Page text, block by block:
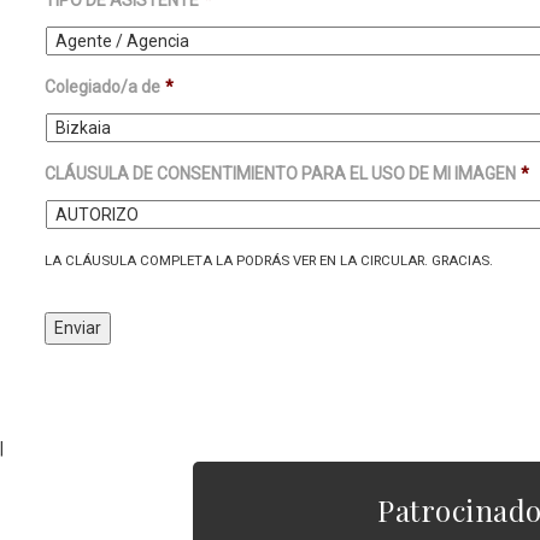
Colegiado/a de *
CLÁUSULA DE CONSENTIMIENTO PARA EL USO DE MI IMAGEN *
LA CLÁUSULA COMPLETA LA PODRÁS VER EN LA CIRCULAR. GRACIAS.
|